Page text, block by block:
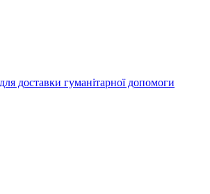
доставки гуманітарної допомоги